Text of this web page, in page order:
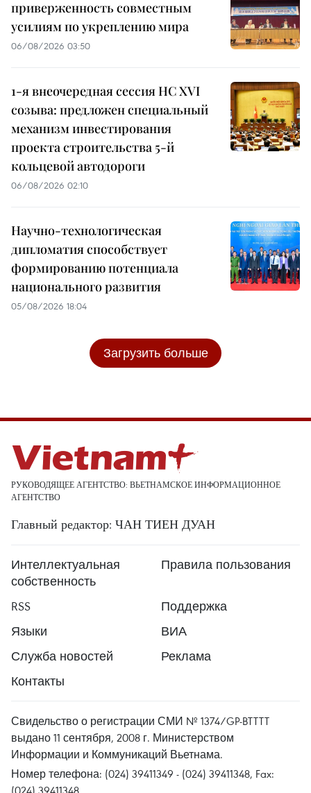
приверженность совместным
усилиям по укреплению мира
06/08/2026 03:50
1-я внеочередная сессия НС XVI
созыва: предложен специальный
механизм инвестирования
проекта строительства 5-й
кольцевой автодороги
06/08/2026 02:10
Научно-технологическая
дипломатия способствует
формированию потенциала
национального развития
05/08/2026 18:04
Загрузить больше
РУКОВОДЯЩЕЕ АГЕНТСТВО: ВЬЕТНАМСКОЕ ИНФОРМАЦИОННОЕ
АГЕНТСТВО
Главный редактор: ЧАН ТИЕН ДУАН
Интеллектуальная
собственность
Правила пользования
RSS
Поддержка
Языки
ВИА
Служба новостей
Реклама
Контакты
Свидельство о регистрации СМИ № 1374/GP-BTTTT
выдано 11 сентября, 2008 г. Министерством
Информации и Коммуникаций Вьетнама.
Номер телефона: (024) 39411349 - (024) 39411348, Fax: